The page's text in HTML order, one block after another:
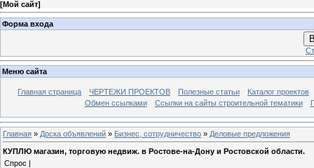
[Мой сайт]
Форма входа
Меню сайта
Главная страница ЧЕРТЕЖИ ПРОЕКТОВ Полезные статьи
Каталог проектов
Обмен ссылками
Ссылки на сайты строительной тематики
Главная » Доска объявлений » Бизнес, сотрудничество » Деловые предложения
КУПЛЮ магазин, торговую недвиж. в Ростове-на-Дону и Ростовской области.
Спрос |